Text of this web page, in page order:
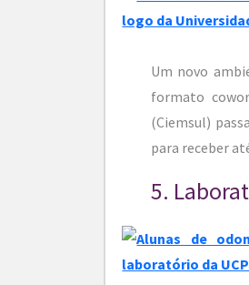
Um novo
formato
(Ciemsul)
para receber
5.